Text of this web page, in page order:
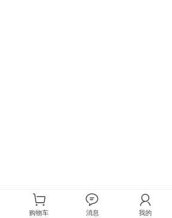
购物车 消息 我的